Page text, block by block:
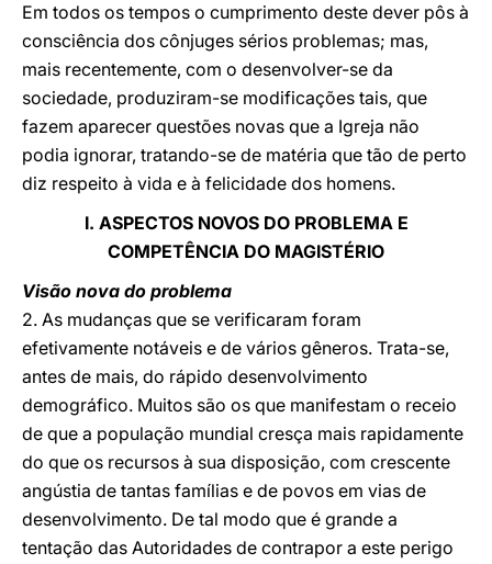
Em todos os tempos o cumprimento deste dever pôs à
consciência dos cônjuges sérios problemas; mas,
mais recentemente, com o desenvolver-se da
sociedade, produziram-se modificações tais, que
fazem aparecer questões novas que a Igreja não
podia ignorar, tratando-se de matéria que tão de perto
diz respeito à vida e à felicidade dos homens.
I. ASPECTOS NOVOS DO PROBLEMA E
COMPETÊNCIA DO MAGISTÉRIO
Visão nova do problema
2. As mudanças que se verificaram foram
efetivamente notáveis e de vários gêneros. Trata-se,
antes de mais, do rápido desenvolvimento
demográfico. Muitos são os que manifestam o receio
de que a população mundial cresça mais rapidamente
do que os recursos à sua disposição, com crescente
angústia de tantas famílias e de povos em vias de
desenvolvimento. De tal modo que é grande a
tentação das Autoridades de contrapor a este perigo